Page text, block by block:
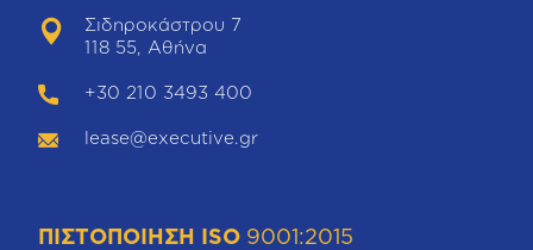
Σιδηροκάστρου 7
118 55, Αθήνα
+30 210 3493 400
lease@executive.gr
ΠΙΣΤΟΠΟΙΗΣΗ ISO 9001:2015